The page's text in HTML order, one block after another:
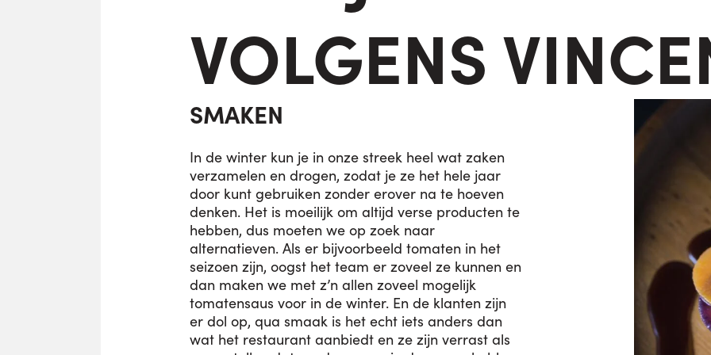
VOLGENS
SMAKEN
In de winter kun je in onze streek heel wat zaken
verzamelen en drogen, zodat je ze het hele jaar
door kunt gebruiken zonder erover na te hoeven
denken. Het is moeilijk om altijd verse producten te
hebben, dus moeten we op zoek naar
alternatieven. Als er bijvoorbeeld tomaten in het
seizoen zijn, oogst het team er zoveel ze kunnen en
dan maken we met z’n allen zoveel mogelijk
tomatensaus voor in de winter. En de klanten zijn
er dol op, qua smaak is het echt iets anders dan
wat het restaurant aanbiedt en ze zijn verrast als